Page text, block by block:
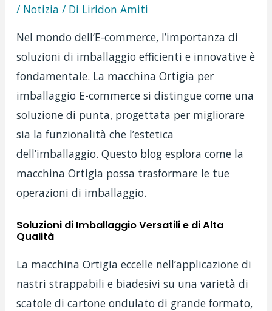
/ Notizia / Di Liridon Amiti
Nel mondo dell’E-commerce, l’importanza di
soluzioni di imballaggio efficienti e innovative è
fondamentale. La macchina Ortigia per
imballaggio E-commerce si distingue come una
soluzione di punta, progettata per migliorare
sia la funzionalità che l’estetica
dell’imballaggio. Questo blog esplora come la
macchina Ortigia possa trasformare le tue
operazioni di imballaggio.
Soluzioni di Imballaggio Versatili e di Alta
Qualità
La macchina Ortigia eccelle nell’applicazione di
nastri strappabili e biadesivi su una varietà di
scatole di cartone ondulato di grande formato,